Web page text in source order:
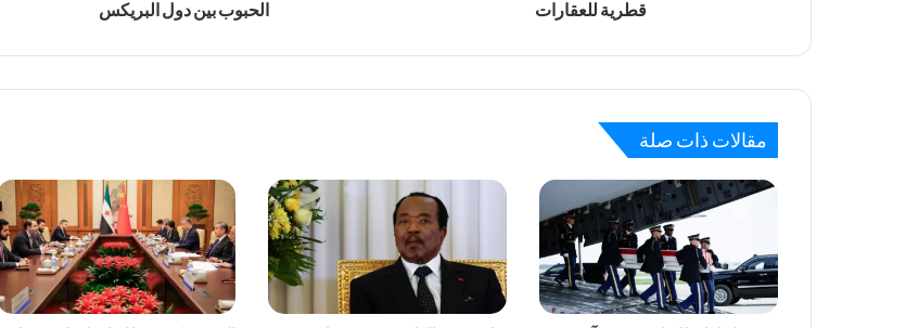
قطرية للعقارات
الحبوب بين دول البريكس
مقالات ذات صلة